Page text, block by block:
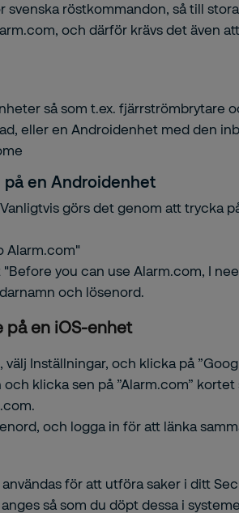
röstkommandon, så till
och därför krävs det även
så som t.ex. fjärrströmbrytare
eller en Androidenhet med den
på en Androidenhet
görs det genom att trycka
Alarm.com"
you can use Alarm.com, I
och lösenord.
på en iOS-enhet
Inställningar, och klicka på
klicka sen på ”Alarm.com” kortet
och logga in för att länka
för att utföra saker i ditt
så som du döpt dessa i